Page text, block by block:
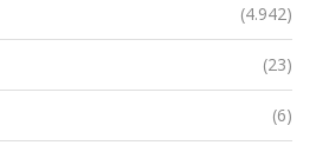
(4.942)
(23)
(6)